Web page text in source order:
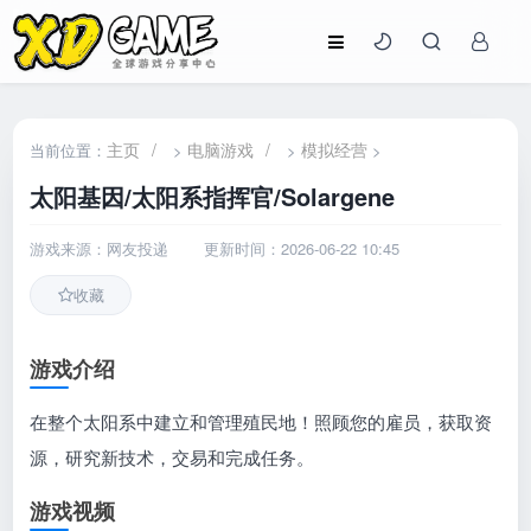
当前位置： 主页 / > 电脑游戏 / >模拟经营 >
太阳基因/太阳系指挥官/Solargene
游戏来源：网友投递 更新时间：2026-06-22 10:45
收藏
游戏介绍
在整个太阳系中建立和管理殖民地！照顾您的雇员，获取资
源，研究新技术，交易和完成任务。
游戏视频